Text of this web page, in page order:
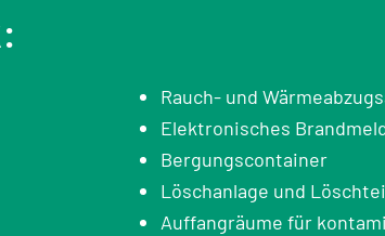
Rauch- und
Elektronisches
Bergungscontainer
Löschanlage und
Auffangräume für